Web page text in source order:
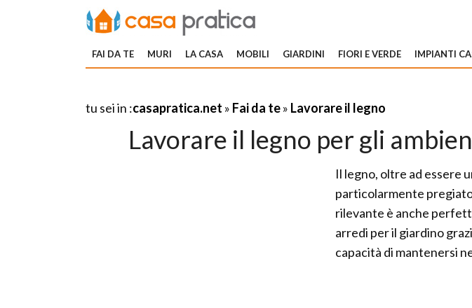
FAI DA TE MURI LA CASA MOBILI GIARDINI FIORI E VERDE IMPIANTI
tu sei in :casapratica.net » Fai da te» Lavorare il legno
Lavorare il legno per gli
Il legno, oltre ad essere
particolarmente
rilevante è anche
arredi per il giardino
capacità di mantenersi